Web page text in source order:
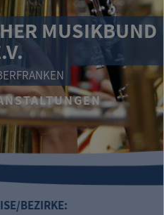
MUSIKBUND
BEZIRKE: